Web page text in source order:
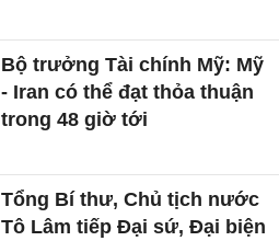
Bộ trưởng Tài chính Mỹ: Mỹ
- Iran có thể đạt thỏa thuận
trong 48 giờ tới
Tổng Bí thư, Chủ tịch nước
Tô Lâm tiếp Đại sứ, Đại biện